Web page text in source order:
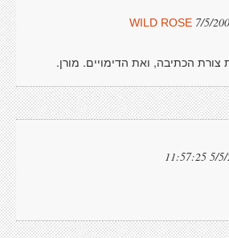
WILD ROSE 7/5/
הכתיבה, ואת הדימויים. מורן.
5/5/